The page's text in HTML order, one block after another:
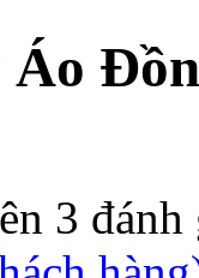
3 đánh